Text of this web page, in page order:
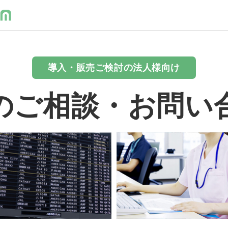
導入・販売ご検討の法人様向け
ご相談・お問い